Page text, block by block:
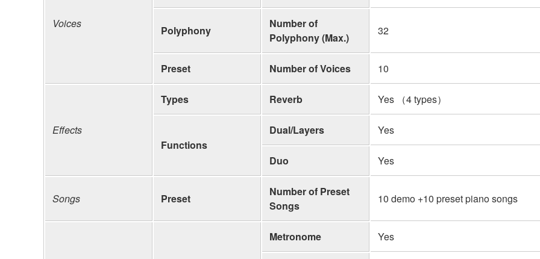
Voices
Polyphony
Number of
Polyphony (Max.)
32
Preset Number of Voices 10
Effects
Types Reverb Yes （4 types）
Functions
Dual/Layers Yes
Duo Yes
Songs Preset
Number of Preset
Songs
10 demo +10 preset piano songs
Metronome Yes